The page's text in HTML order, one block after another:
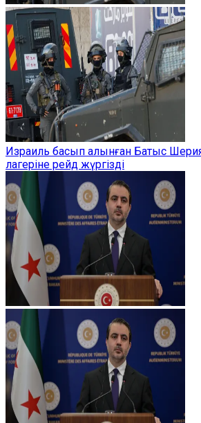
Израиль басып алынған Батыс
лагеріне рейд жүргізді